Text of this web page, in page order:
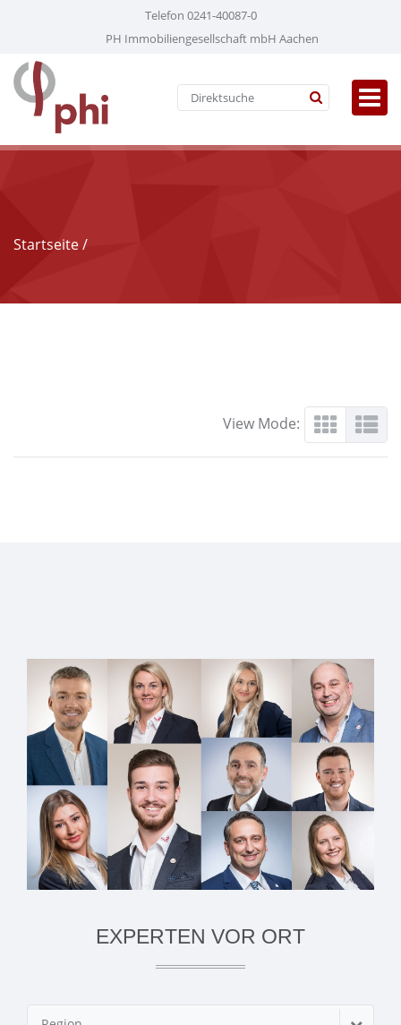
Telefon 0241-40087-0
PH Immobiliengesellschaft mbH Aachen
Startseite/
View Mode:
EXPERTEN VOR ORT